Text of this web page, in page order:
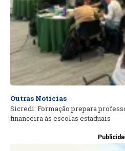
Outras Notícias
Sicredi: Formação prepara
financeira às escolas estaduais